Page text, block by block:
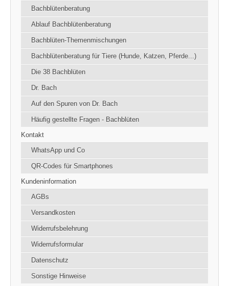
Bachblütenberatung
Ablauf Bachblütenberatung
Bachblüten-Themenmischungen
Bachblütenberatung für Tiere (Hunde, Katzen, Pferde...)
Die 38 Bachblüten
Dr. Bach
Auf den Spuren von Dr. Bach
Häufig gestellte Fragen - Bachblüten
Kontakt
WhatsApp und Co
QR-Codes für Smartphones
Kundeninformation
AGBs
Versandkosten
Widerrufsbelehrung
Widerrufsformular
Datenschutz
Sonstige Hinweise